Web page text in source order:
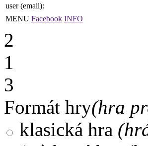
user (email):
MENU Facebook INFO
2
1
3
Formát hry(hra
klasická hra